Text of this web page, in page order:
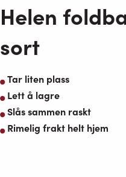
Helen
sort
Tar liten plass
Lett å lagre
Slås sammen raskt
Rimelig frakt helt hjem